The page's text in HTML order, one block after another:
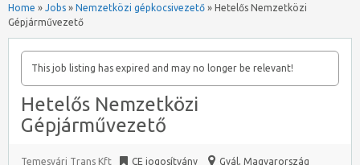
Home » Jobs » Nemzetközi gépkocsivezető » Hetelős Nemzetközi
Gépjárművezető
This job listing has expired and may no longer be relevant!
Hetelős Nemzetközi
Gépjárművezető
Temesvári Trans Kft CE jogosítvány Gyál, Magyarország